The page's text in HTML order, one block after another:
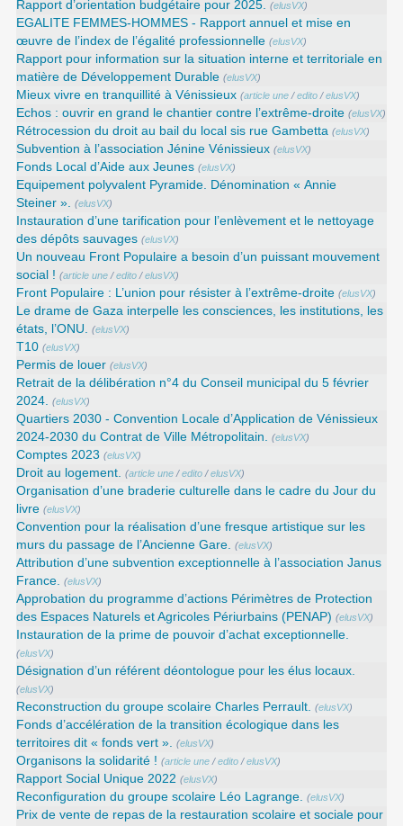
Rapport d’orientation budgétaire pour 2025. (elusVX)
EGALITE FEMMES-HOMMES - Rapport annuel et mise en
œuvre de l’index de l’égalité professionnelle (elusVX)
Rapport pour information sur la situation interne et territoriale en
matière de Développement Durable (elusVX)
Mieux vivre en tranquillité à Vénissieux (article une /edito /elusVX)
Echos : ouvrir en grand le chantier contre l’extrême-droite (elusVX)
Rétrocession du droit au bail du local sis rue Gambetta (elusVX)
Subvention à l’association Jénine Vénissieux (elusVX)
Fonds Local d’Aide aux Jeunes (elusVX)
Equipement polyvalent Pyramide. Dénomination « Annie
Steiner ».
(elusVX)
Instauration d’une tarification pour l’enlèvement et le nettoyage
des dépôts sauvages (elusVX)
Un nouveau Front Populaire a besoin d’un puissant mouvement
social ! (article une /edito /elusVX)
Front Populaire : L’union pour résister à l’extrême-droite (elusVX)
Le drame de Gaza interpelle les consciences, les institutions, les
états, l’ONU.
(elusVX)
T10 (elusVX)
Permis de louer (elusVX)
Retrait de la délibération n°4 du Conseil municipal du 5 février
2024.
(elusVX)
Quartiers 2030 - Convention Locale d’Application de Vénissieux
2024-2030 du Contrat de Ville Métropolitain.
(elusVX)
Comptes 2023 (elusVX)
Droit au logement. (article une /edito /elusVX)
Organisation d’une braderie culturelle dans le cadre du Jour du
livre (elusVX)
Convention pour la réalisation d’une fresque artistique sur les
murs du passage de l’Ancienne Gare.
(elusVX)
Attribution d’une subvention exceptionnelle à l’association Janus
France.
(elusVX)
Approbation du programme d’actions Périmètres de Protection
des Espaces Naturels et Agricoles Périurbains (PENAP) (elusVX)
Instauration de la prime de pouvoir d’achat exceptionnelle.
(elusVX)
Désignation d’un référent déontologue pour les élus locaux.
(elusVX)
Reconstruction du groupe scolaire Charles Perrault. (elusVX)
Fonds d’accélération de la transition écologique dans les
territoires dit « fonds vert ».
(elusVX)
Organisons la solidarité ! (article une /edito /elusVX)
Rapport Social Unique 2022 (elusVX)
Reconfiguration du groupe scolaire Léo Lagrange. (elusVX)
Prix de vente de repas de la restauration scolaire et sociale pour